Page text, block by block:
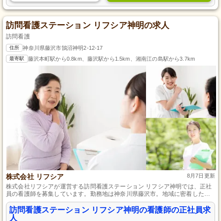
訪問看護ステーション リフシア神明の求人
訪問看護
住所 神奈川県藤沢市鵠沼神明2-12-17
最寄駅 藤沢本町駅から0.8km、藤沢駅から1.5km、湘南江の島駅から3.7km
株式会社 リフシア 8月7日更新
株式会社リフシアが運営する訪問看護ステーション リフシア神明では、正社
員の看護師を募集しています。勤務地は神奈川県藤沢市。地域に密着した温
かなケアが特徴の職場で、あなたのスキルを存分に発揮できます。資格や経
験は不問ですので、未経験でも安心してご応募ください。一緒に患者さんの
生活の質を向上させましょう。
訪問看護ステーション リフシア神明の看護師の正社員求
人